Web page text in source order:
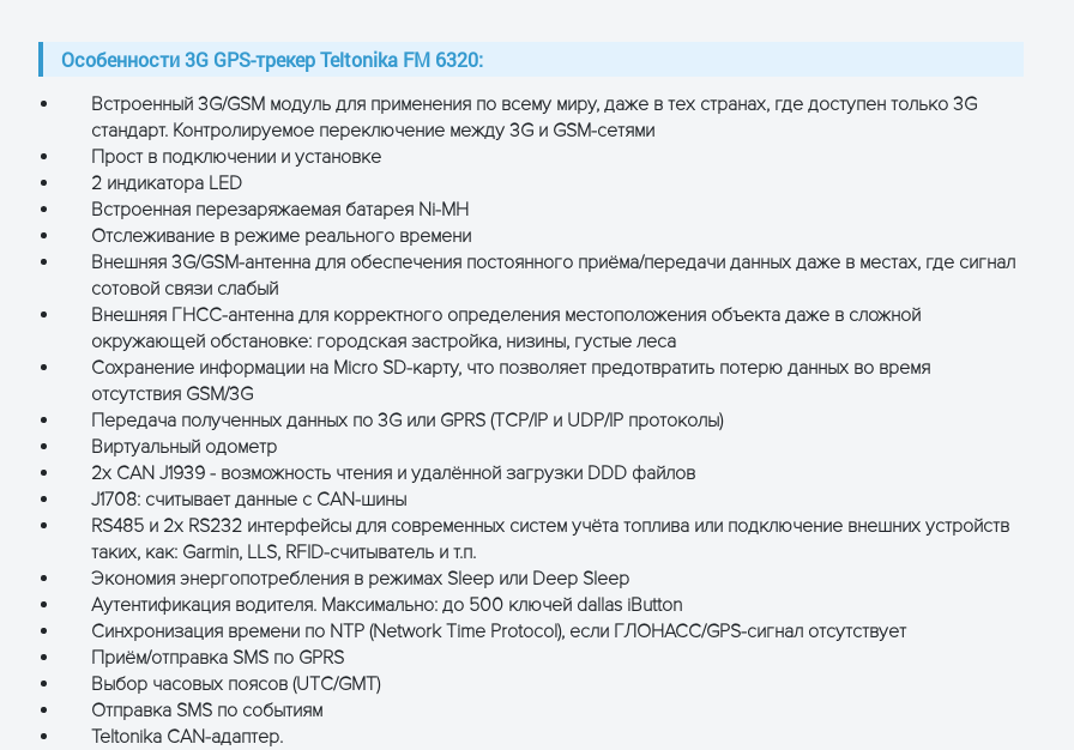
Особенности 3G GPS-трекер Teltonika FM 6320:
Встроенный 3G/GSM модуль для применения по всему миру, даже в тех странах, где доступен только 3G
стандарт. Контролируемое переключение между 3G и GSM-сетями
Прост в подключении и установке
2 индикатора LED
Встроенная перезаряжаемая батарея Ni-MH
Отслеживание в режиме реального времени
Внешняя 3G/GSM-антенна для обеспечения постоянного приёма/передачи данных даже в местах, где сигнал
сотовой связи слабый
Внешняя ГНСС-антенна для корректного определения местоположения объекта даже в сложной
окружающей обстановке: городская застройка, низины, густые леса
Сохранение информации на Micro SD-карту, что позволяет предотвратить потерю данных во время
отсутствия GSM/3G
Передача полученных данных по 3G или GPRS (TCP/IP и UDP/IP протоколы)
Виртуальный одометр
2х CAN J1939 - возможность чтения и удалённой загрузки DDD файлов
J1708: считывает данные с CAN-шины
RS485 и 2x RS232 интерфейсы для современных систем учёта топлива или подключение внешних устройств
таких, как: Garmin, LLS, RFID-считыватель и т.п.
Экономия энергопотребления в режимах Sleep или Deep Sleep
Аутентификация водителя. Максимально: до 500 ключей dallas iButton
Синхронизация времени по NTP (Network Time Protocol), если ГЛОНАСС/GPS-сигнал отсутствует
Приём/отправка SMS по GPRS
Выбор часовых поясов (UTC/GMT)
Отправка SMS по событиям
Teltonika CAN-адаптер.
GGL, GSA, GSV, RMC, VTG протоколами
-162 дБм
объекта
коллектор (контроль реле, LED, зуммеров и
FOTA и USB)
для повышения чувствительности
для повышения чувствительности
550 мА*ч